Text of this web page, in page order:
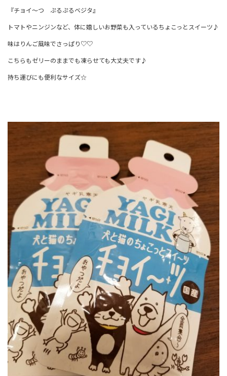
『チョイ～つ ぷるぷるベジタ』
トマトやニンジンなど、体に嬉しいお野菜も入っているちょこっとスイーツ♪
味はりんご風味でさっぱり♡♡
こちらもゼリーのままでも凍らせても大丈夫です♪
持ち運びにも便利なサイズ☆